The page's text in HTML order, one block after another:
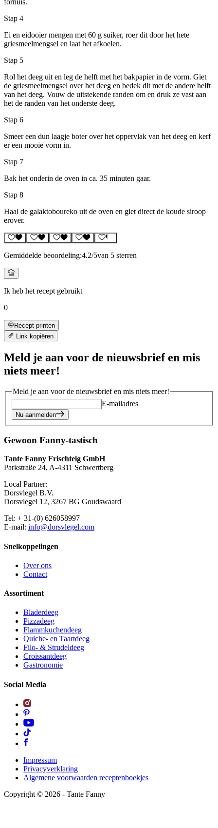
fornuis.
Stap 4
Ei en eidooier mengen met 60 g suiker, roer dit door het hete
griesmeelmengsel en laat het afkoelen.
Stap 5
Rol het deeg uit en leg de helft met het bakpapier in de vorm. Giet
de griesmeelmengsel over het deeg en bedek dit met de andere helft
van het deeg. Vouw de uitstekende randen om en druk ze vast aan
het de randen van het onderste deeg.
Stap 6
Smeer een dun laagje boter over het oppervlak van het deeg en kerf
er een mooie vorm in.
Stap 7
Bak het onderin de oven in ca. 35 minuten gaar.
Stap 8
Haal de galaktoboureko uit de oven en giet direct de koude siroop
erover.
Gemiddelde beoordeling:4.2/5van 5 sterren
Ik heb het recept gebruikt
0
Recept printen
Link kopiëren
Meld je aan voor de nieuwsbrief en mis
niets meer!
Meld je aan voor de nieuwsbrief en mis niets meer!
E-mailadres
Nu aanmelden
Gewoon Fanny-tastisch
Tante Fanny Frischteig GmbH
Parkstraße 24, A-4311 Schwertberg
Local Partner:
Dorsvlegel B.V.
Dorsvlegel 12, 3267 BG Goudswaard
Tel: + 31-(0) 626058997
E-mail: info@dorsvlegel.com
Snelkoppelingen
Over ons
Contact
Assortiment
Bladerdeeg
Pizzadeeg
Flammkuchendeeg
Quiche- en Taartdeeg
Filo- & Strudeldeeg
Croissantdeeg
Gastronomie
Social Media
Impressum
Privacyverklaring
Algemene voorwaarden receptenboekjes
Copyright © 2026 - Tante Fanny